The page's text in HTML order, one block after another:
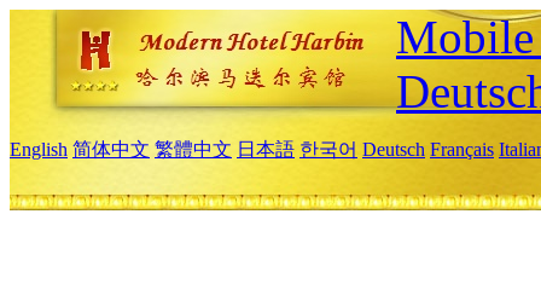
English 简体中文 繁體中文 日本語 한국어 Deutsch Français